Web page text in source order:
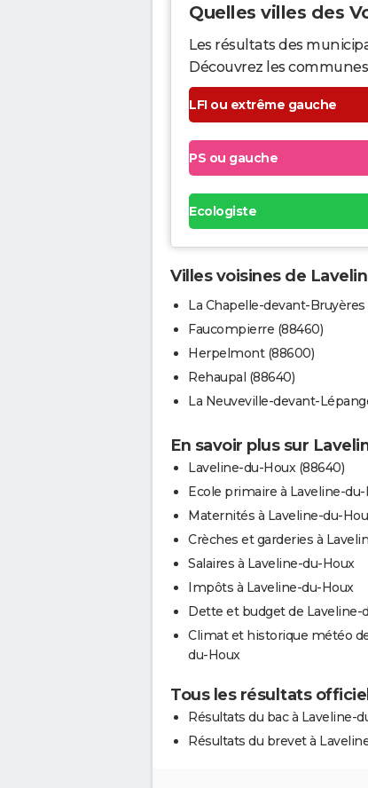
Quelles villes des
Les résultats des
Découvrez les communes
LFI ou extrême gauche
PS ou gauche
Ecologiste
Villes voisines de
La Chapelle-devant-Bruyères
Faucompierre (88460)
Herpelmont (88600)
Rehaupal (88640)
La Neuveville-devant-
En savoir plus sur
Laveline-du-Houx (88640)
Ecole primaire à Laveline-
Maternités à Laveline-du-
Crèches et garderies à
Salaires à Laveline-du-Houx
Impôts à Laveline-du-Houx
Dette et budget de Laveline-
Climat et historique météo
du-Houx
Tous les résultats
Résultats du bac à Laveline-
Résultats du brevet à